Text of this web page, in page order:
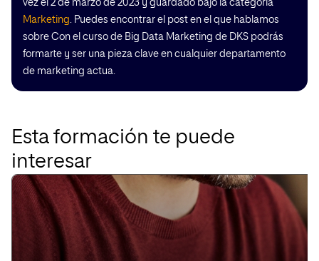
vez el 2 de marzo de 2023 y guardado bajo la categoría
Marketing. Puedes encontrar el post en el que hablamos
sobre Con el curso de Big Data Marketing de DKS podrás
formarte y ser una pieza clave en cualquier departamento
de marketing actua.
Esta formación te puede
interesar